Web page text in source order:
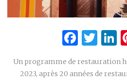
Un programme de restauration
2023, après 20 années de